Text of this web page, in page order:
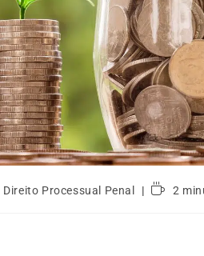
Direito Processual Penal 2